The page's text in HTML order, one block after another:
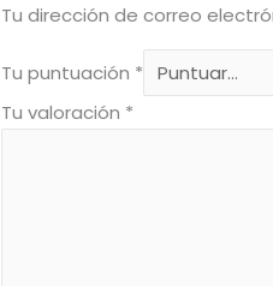
Tu dirección de correo
Tu puntuación *
Tu valoración *